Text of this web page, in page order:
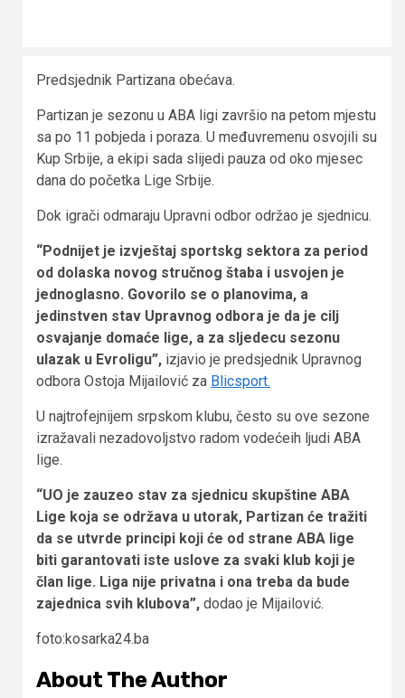
Predsjednik Partizana obećava.
Partizan je sezonu u ABA ligi završio na petom mjestu
sa po 11 pobjeda i poraza. U međuvremenu osvojili su
Kup Srbije, a ekipi sada slijedi pauza od oko mjesec
dana do početka Lige Srbije.
Dok igrači odmaraju Upravni odbor održao je sjednicu.
“Podnijet je izvještaj sportskg sektora za period
od dolaska novog stručnog štaba i usvojen je
jednoglasno. Govorilo se o planovima, a
jedinstven stav Upravnog odbora je da je cilj
osvajanje domaće lige, a za sljedecu sezonu
ulazak u Evroligu”, izjavio je predsjednik Upravnog
odbora Ostoja Mijailović za Blicsport.
U najtrofejnijem srpskom klubu, često su ove sezone
izražavali nezadovoljstvo radom vodećeih ljudi ABA
lige.
“UO je zauzeo stav za sjednicu skupštine ABA
Lige koja se održava u utorak, Partizan će tražiti
da se utvrde principi koji će od strane ABA lige
biti garantovati iste uslove za svaki klub koji je
član lige. Liga nije privatna i ona treba da bude
zajednica svih klubova”, dodao je Mijailović.
foto:kosarka24.ba
About The Author